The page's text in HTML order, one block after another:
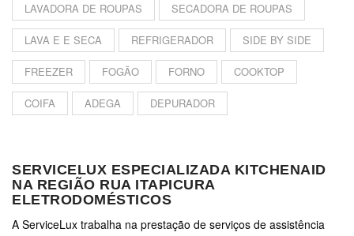
LAVADORA DE ROUPAS SECADORA DE ROUPAS
LAVA E E SECA REFRIGERADOR SIDE BY SIDE
FREEZER FOGÃO FORNO COOKTOP
COIFA ADEGA DEPURADOR
SERVICELUX ESPECIALIZADA KITCHENAID
NA REGIÃO RUA ITAPICURA
ELETRODOMÉSTICOS
A ServiceLux trabalha na prestação de serviços de assistência